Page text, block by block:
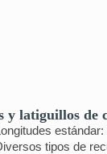
y latiguillos de
tipos de